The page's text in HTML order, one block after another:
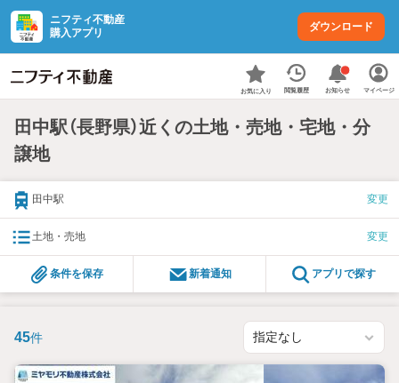
ニフティ不動産
購入アプリ
ダウンロード
お気に入り 閲覧履歴 お知らせ マイページ
田中駅（長野県）近くの土地・売地・宅地・分
譲地
田中駅 変更
土地・売地 変更
条件を保存 新着通知 アプリで探す
45件